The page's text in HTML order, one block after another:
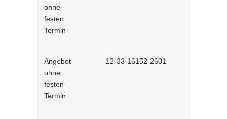
ohne
festen
Termin
Angebot
ohne
festen
Termin
12-33-16152-2601